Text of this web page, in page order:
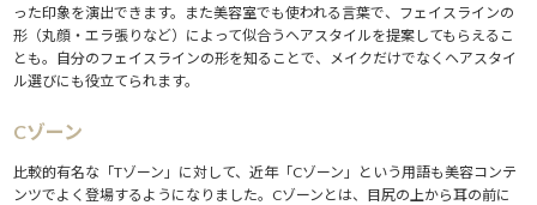
った印象を演出できます。また美容室でも使われる言葉で、フェイスラインの
形（丸顔・エラ張りなど）によって似合うヘアスタイルを提案してもらえるこ
とも。自分のフェイスラインの形を知ることで、メイクだけでなくヘアスタイ
ル選びにも役立てられます。
Cゾーン
比較的有名な「Tゾーン」に対して、近年「Cゾーン」という用語も美容コンテ
ンツでよく登場するようになりました。Cゾーンとは、目尻の上から耳の前に